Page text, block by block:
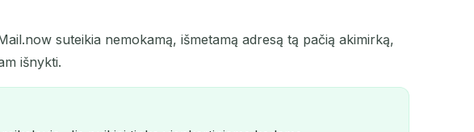
suteikia nemokamą, išmetamą adresą tą pačią akimirką,
išnykti.